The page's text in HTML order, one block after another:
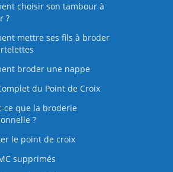
choisir son tambour à
?
mettre ses fils à broder
broder une nappe
du Point de Croix
ce que la broderie
?
le point de croix
supprimés